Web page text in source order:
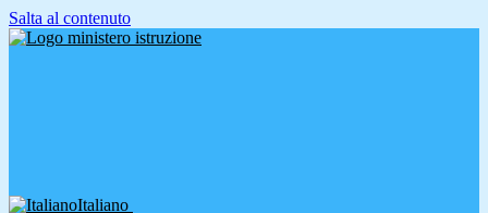
Salta al contenuto
Italiano